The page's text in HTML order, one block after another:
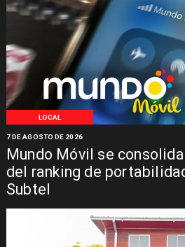
LOCAL
Mundo Móvil se
del ranking de
Subtel
7 DE AGOSTO DE 2026